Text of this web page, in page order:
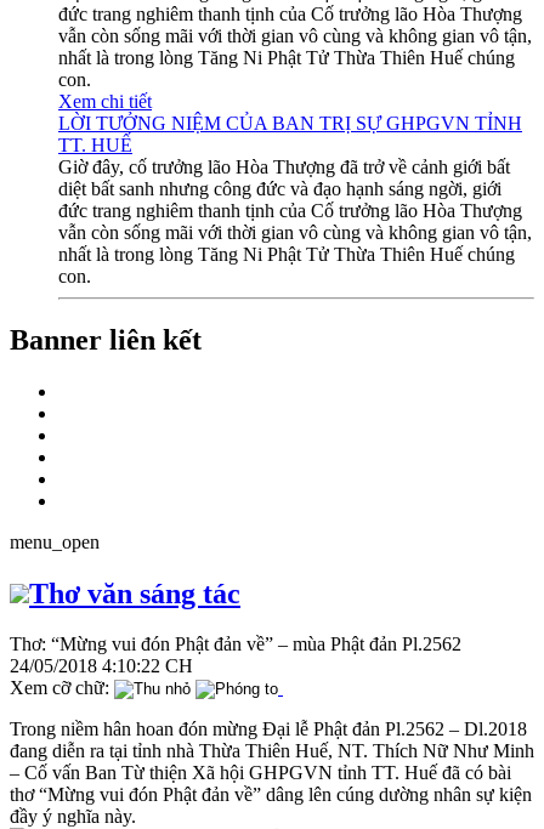
đức trang nghiêm thanh tịnh của Cố trưởng lão Hòa Thượng
vẫn còn sống mãi với thời gian vô cùng và không gian vô tận,
nhất là trong lòng Tăng Ni Phật Tử Thừa Thiên Huế chúng
con.
Xem chi tiết
LỜI TƯỞNG NIỆM CỦA BAN TRỊ SỰ GHPGVN TỈNH
TT. HUẾ
Giờ đây, cố trưởng lão Hòa Thượng đã trở về cảnh giới bất
diệt bất sanh nhưng công đức và đạo hạnh sáng ngời, giới
đức trang nghiêm thanh tịnh của Cố trưởng lão Hòa Thượng
vẫn còn sống mãi với thời gian vô cùng và không gian vô tận,
nhất là trong lòng Tăng Ni Phật Tử Thừa Thiên Huế chúng
con.
Banner liên kết
menu_open
Thơ văn sáng tác
Thơ: “Mừng vui đón Phật đản về” – mùa Phật đản Pl.2562
24/05/2018 4:10:22 CH
Xem cỡ chữ:
Trong niềm hân hoan đón mừng Đại lễ Phật đản Pl.2562 – Dl.2018
đang diễn ra tại tỉnh nhà Thừa Thiên Huế, NT. Thích Nữ Như Minh
– Cố vấn Ban Từ thiện Xã hội GHPGVN tỉnh TT. Huế đã có bài
thơ “Mừng vui đón Phật đản về” dâng lên cúng dường nhân sự kiện
đầy ý nghĩa này.